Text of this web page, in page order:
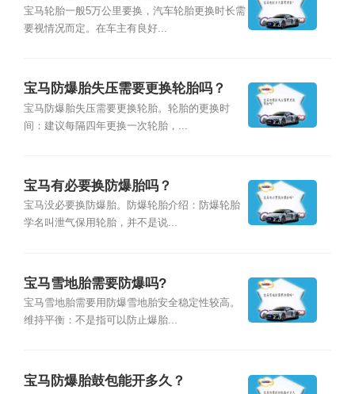
宝马轮胎一般5万公里要换，汽车轮胎更换时长需
要视情况而定。在车主有良好...
宝马防爆胎失压需要更换轮胎吗？
宝马防爆胎失压需要更换轮胎。轮胎的更换时
间：建议每隔四年更换一次轮胎，...
宝马有必要换防爆胎吗？
宝马没必要换防爆胎。防爆轮胎介绍：防爆轮胎
学名叫泄气保用轮胎，并不是说...
宝马雪地胎需要防爆吗?
宝马雪地胎需要用防爆雪地胎安全稳定性较高。
维持平衡：不是指可以防止爆胎...
宝马防爆胎鼓包能开多久？